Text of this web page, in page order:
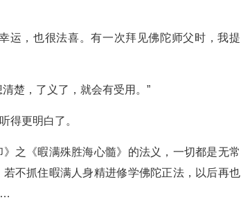
运，也很法喜。有一次拜见佛陀师父时，我提
楚，了义了，就会有受用。”
得更明白了。
之《暇满殊胜海心髓》的法义，一切都是无常
不抓住暇满人身精进修学佛陀正法，以后再也